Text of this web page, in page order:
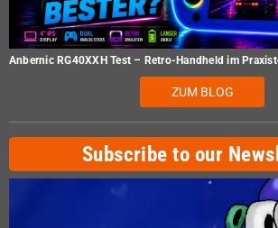
Anbernic RG40XXH Test – Retro-Handheld im
ZUM BLOG
Subscribe to our